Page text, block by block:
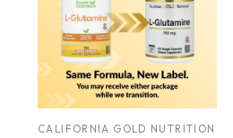
CALIFORNIA GOLD NUTRITION